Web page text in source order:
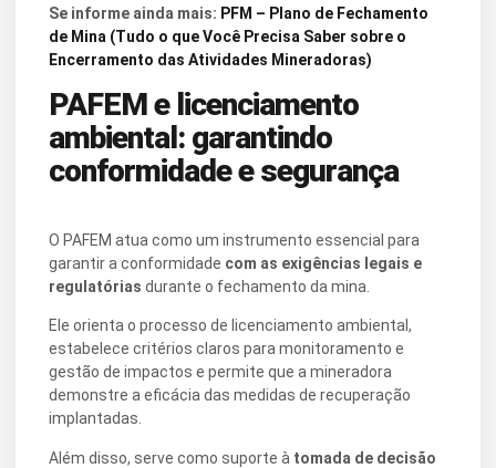
Se informe ainda mais: PFM – Plano de Fechamento
de Mina (Tudo o que Você Precisa Saber sobre o
Encerramento das Atividades Mineradoras)
PAFEM e licenciamento
ambiental: garantindo
conformidade e segurança
O PAFEM atua como um instrumento essencial para
garantir a conformidade com as exigências legais e
regulatórias durante o fechamento da mina.
Ele orienta o processo de licenciamento ambiental,
estabelece critérios claros para monitoramento e
gestão de impactos e permite que a mineradora
demonstre a eficácia das medidas de recuperação
implantadas.
Além disso, serve como suporte à tomada de decisão